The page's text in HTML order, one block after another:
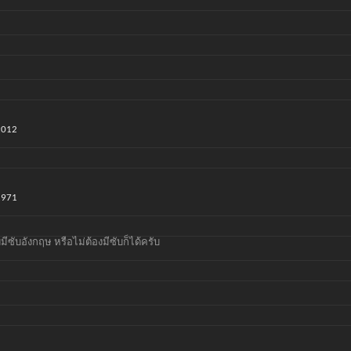
มีซับอังกฤษ หรือไม่ต้องมีซับก็ได้ครับ